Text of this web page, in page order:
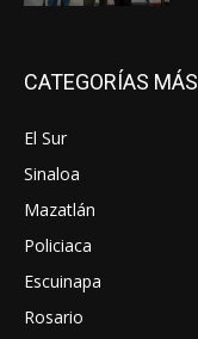
CATEGORÍAS
El Sur
Sinaloa
Mazatlán
Policiaca
Escuinapa
Rosario